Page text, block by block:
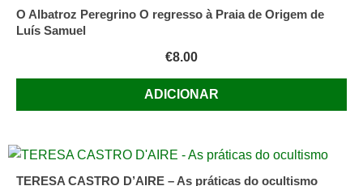
O Albatroz Peregrino O regresso à Praia de Origem de
Luís Samuel
€8.00
ADICIONAR
TERESA CASTRO D’AIRE – As práticas do ocultismo